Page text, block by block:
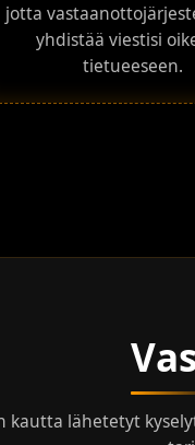
jotta
yhdistää viestisi
tietueeseen.
kautta lähetetyt